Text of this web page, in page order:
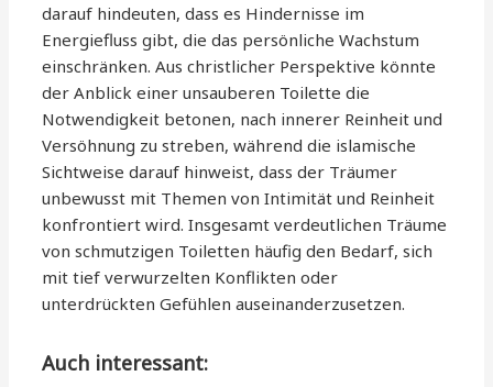
darauf hindeuten, dass es Hindernisse im
Energiefluss gibt, die das persönliche Wachstum
einschränken. Aus christlicher Perspektive könnte
der Anblick einer unsauberen Toilette die
Notwendigkeit betonen, nach innerer Reinheit und
Versöhnung zu streben, während die islamische
Sichtweise darauf hinweist, dass der Träumer
unbewusst mit Themen von Intimität und Reinheit
konfrontiert wird. Insgesamt verdeutlichen Träume
von schmutzigen Toiletten häufig den Bedarf, sich
mit tief verwurzelten Konflikten oder
unterdrückten Gefühlen auseinanderzusetzen.
Auch interessant: